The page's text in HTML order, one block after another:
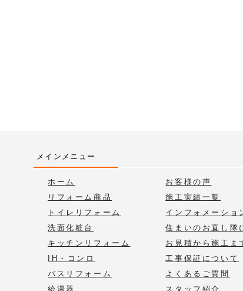
メインメニュー
ホーム
リフォーム商品
トイレリフォーム
洗面化粧台
キッチンリフォーム
IH・コンロ
バスリフォーム
給湯器
お客様の声
施工実績一覧
インフォメーショ
住まいのお直し隊
お見積から施工ま
工事保証について
よくあるご質問
スタッフ紹介